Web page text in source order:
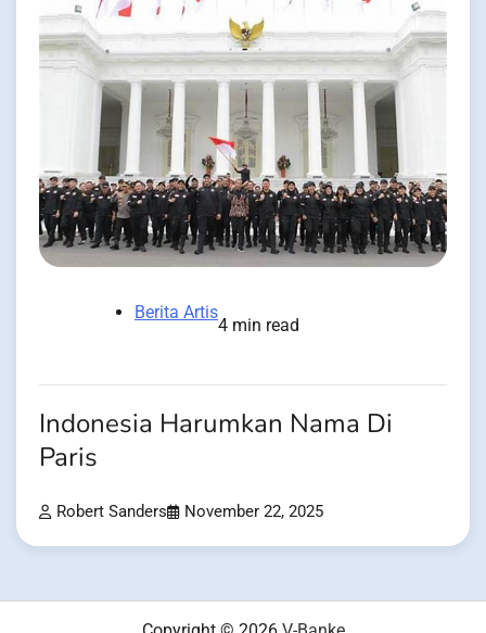
Berita Artis
4 min read
Indonesia Harumkan Nama Di
Paris
Robert Sanders November 22, 2025